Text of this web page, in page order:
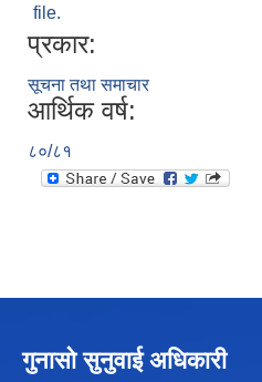
file.
प्रकार:
सूचना तथा समाचार
आर्थिक वर्ष:
८०/८१
गुनासो सुनुवाई अधिकारी